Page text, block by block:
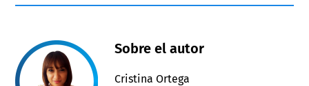
Sobre el autor
Cristina Ortega